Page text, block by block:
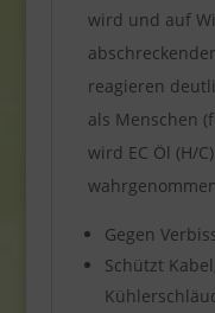
wird und auf
reagieren
als Menschen
wird EC Öl (H/
Gegen
Schützt